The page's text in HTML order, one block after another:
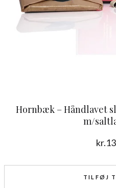
Hornbæk – Håndlavet
m/
kr.
TILFØJ